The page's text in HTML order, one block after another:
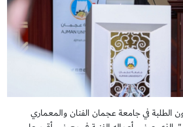
في جامعة عجمان الفنان والمعماري